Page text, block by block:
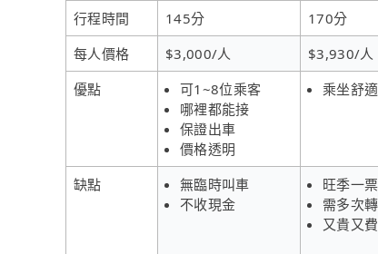
行程時間
145分 170分
每人價格
$3,000/人 $3,930/人
優點
可1~8位乘客
哪裡都能接
保證出車
價格透明
乘坐舒適
缺點
無臨時叫車
不收現金
旺季一
需多次
又貴又